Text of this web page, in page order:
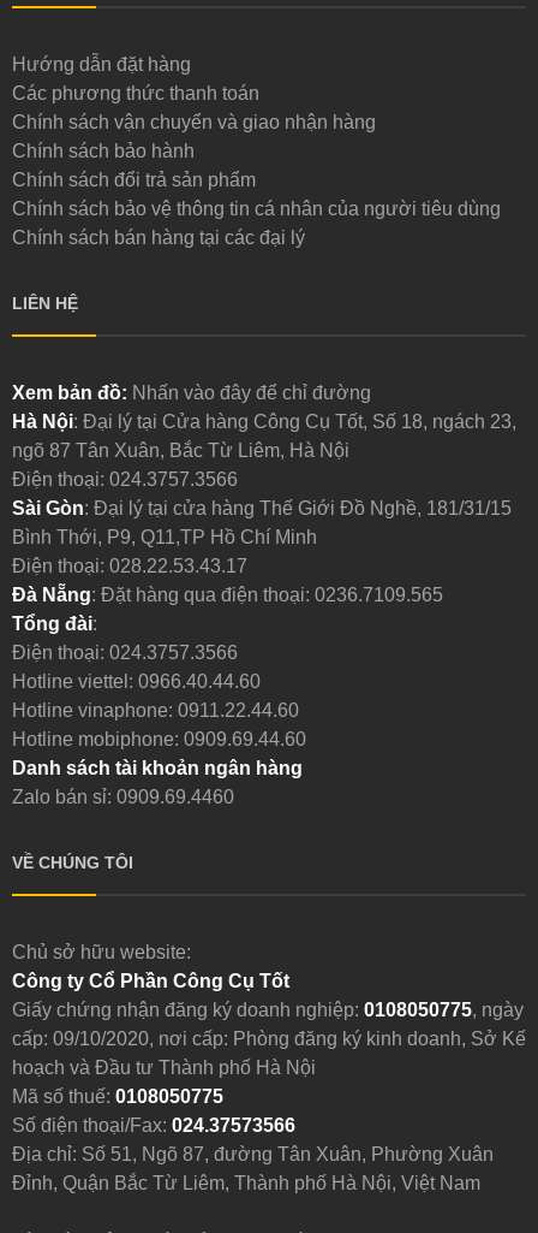
Hướng dẫn đặt hàng
Các phương thức thanh toán
Chính sách vận chuyển và giao nhận hàng
Chính sách bảo hành
Chính sách đổi trả sản phẩm
Chính sách bảo vệ thông tin cá nhân của người tiêu dùng
Chính sách bán hàng tại các đại lý
LIÊN HỆ
Xem bản đồ: Nhấn vào đây để chỉ đường
Hà Nội: Đại lý tại Cửa hàng Công Cụ Tốt, Số 18, ngách 23,
ngõ 87 Tân Xuân, Bắc Từ Liêm, Hà Nội
Điện thoại: 024.3757.3566
Sài Gòn: Đại lý tại cửa hàng Thế Giới Đồ Nghề, 181/31/15
Bình Thới, P9, Q11,TP Hồ Chí Minh
Điện thoại: 028.22.53.43.17
Đà Nẵng: Đặt hàng qua điện thoại: 0236.7109.565
Tổng đài:
Điện thoại: 024.3757.3566
Hotline viettel: 0966.40.44.60
Hotline vinaphone: 0911.22.44.60
Hotline mobiphone: 0909.69.44.60
Danh sách tài khoản ngân hàng
Zalo bán sỉ: 0909.69.4460
VỀ CHÚNG TÔI
Chủ sở hữu website:
Công ty Cổ Phần Công Cụ Tốt
Giấy chứng nhận đăng ký doanh nghiệp: 0108050775, ngày
cấp: 09/10/2020, nơi cấp: Phòng đăng ký kinh doanh, Sở Kế
hoạch và Đầu tư Thành phố Hà Nội
Mã số thuế: 0108050775
Số điện thoại/Fax: 024.37573566
Địa chỉ: Số 51, Ngõ 87, đường Tân Xuân, Phường Xuân
Đỉnh, Quận Bắc Từ Liêm, Thành phố Hà Nội, Việt Nam